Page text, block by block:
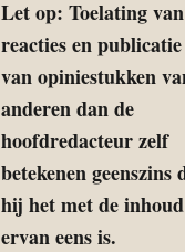
Let op: Toelating van
reacties en publicatie
van opiniestukken
anderen dan de
hoofdredacteur zelf
betekenen geenszins
hij het met de inhoud
ervan eens is.